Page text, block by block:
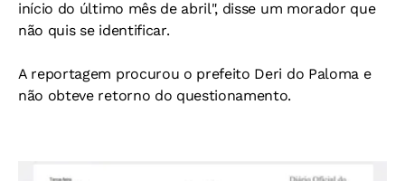
início do último mês de abril", disse um morador que
não quis se identificar.
A reportagem procurou o prefeito Deri do Paloma e
não obteve retorno do questionamento.